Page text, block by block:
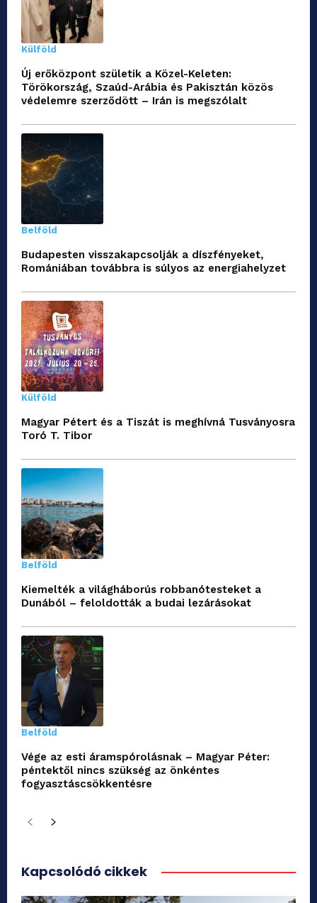
Külföld
Új erőközpont születik a Közel-Keleten:
Törökország, Szaúd-Arábia és Pakisztán közös
védelemre szerződött – Irán is megszólalt
Belföld
Budapesten visszakapcsolják a díszfényeket,
Romániában továbbra is súlyos az energiahelyzet
Külföld
Magyar Pétert és a Tiszát is meghívná Tusványosra
Toró T. Tibor
Belföld
Kiemelték a világháborús robbanótesteket a
Dunából – feloldották a budai lezárásokat
Belföld
Vége az esti áramspórolásnak – Magyar Péter:
péntektől nincs szükség az önkéntes
fogyasztáscsökkentésre
Kapcsolódó cikkek